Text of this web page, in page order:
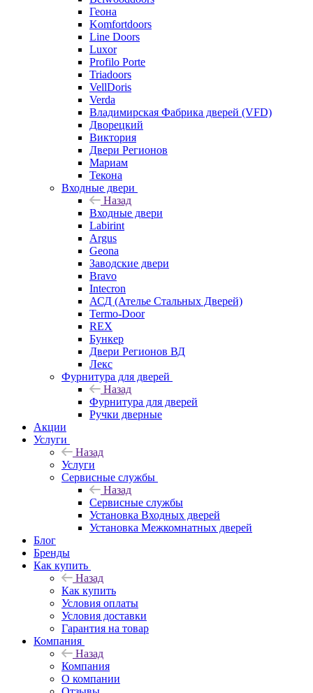
Геона
Komfortdoors
Line Doors
Luxor
Profilo Porte
Triadoors
VellDoris
Verda
Владимирская Фабрика дверей (VFD)
Дворецкий
Виктория
Двери Регионов
Мариам
Текона
Входные двери
Назад
Входные двери
Labirint
Argus
Geona
Заводские двери
Bravo
Intecron
АСД (Ателье Стальных Дверей)
Termo-Door
REX
Бункер
Двери Регионов ВД
Лекс
Фурнитура для дверей
Назад
Фурнитура для дверей
Ручки дверные
Акции
Услуги
Назад
Услуги
Сервисные службы
Назад
Сервисные службы
Установка Входных дверей
Установка Межкомнатных дверей
Блог
Бренды
Как купить
Назад
Как купить
Условия оплаты
Условия доставки
Гарантия на товар
Компания
Назад
Компания
О компании